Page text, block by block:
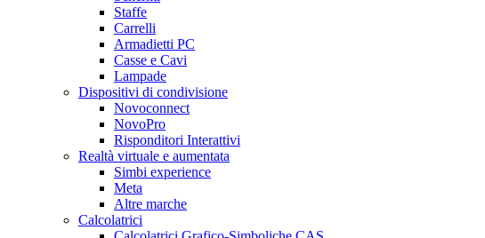
Staffe
Carrelli
Armadietti PC
Casse e Cavi
Lampade
Dispositivi di condivisione
Novoconnect
NovoPro
Risponditori Interattivi
Realtà virtuale e aumentata
Simbi experience
Meta
Altre marche
Calcolatrici